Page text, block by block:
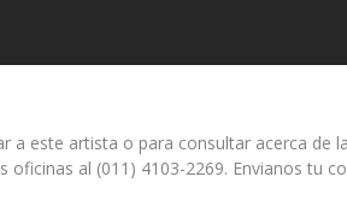
a este artista o para consultar acerca de
oficinas al (011) 4103-2269. Envianos tu